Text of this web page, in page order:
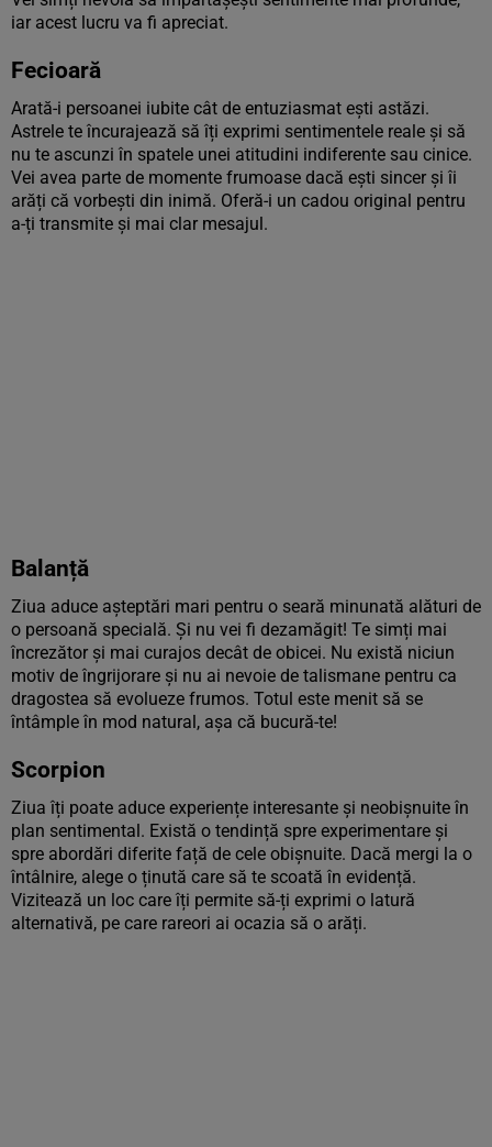
iar acest lucru va fi apreciat.
Fecioară
Arată-i persoanei iubite cât de entuziasmat ești astăzi.
Astrele te încurajează să îți exprimi sentimentele reale și să
nu te ascunzi în spatele unei atitudini indiferente sau cinice.
Vei avea parte de momente frumoase dacă ești sincer și îi
arăți că vorbești din inimă. Oferă-i un cadou original pentru
a-ți transmite și mai clar mesajul.
Balanță
Ziua aduce așteptări mari pentru o seară minunată alături de
o persoană specială. Și nu vei fi dezamăgit! Te simți mai
încrezător și mai curajos decât de obicei. Nu există niciun
motiv de îngrijorare și nu ai nevoie de talismane pentru ca
dragostea să evolueze frumos. Totul este menit să se
întâmple în mod natural, așa că bucură-te!
Scorpion
Ziua îți poate aduce experiențe interesante și neobișnuite în
plan sentimental. Există o tendință spre experimentare și
spre abordări diferite față de cele obișnuite. Dacă mergi la o
întâlnire, alege o ținută care să te scoată în evidență.
Vizitează un loc care îți permite să-ți exprimi o latură
alternativă, pe care rareori ai ocazia să o arăți.